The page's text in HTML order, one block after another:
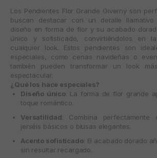
Los Pendientes Flor Grande Giverny son
buscan destacar con un detalle llamativo
diseño en forma de flor y su acabado
único y sofisticado, convirtiéndolos en
cualquier look. Estos pendientes son
especiales, como cenas navideñas o
también pueden transformar un look
espectacular.
¿Qué los hace especiales?
Diseño único: La forma de flor grande
toque romántico.
Versatilidad: Combina perfectamente
jerséis básicos o blusas elegantes.
Acento sofisticado: El acabado dorado
sin resultar recargado.